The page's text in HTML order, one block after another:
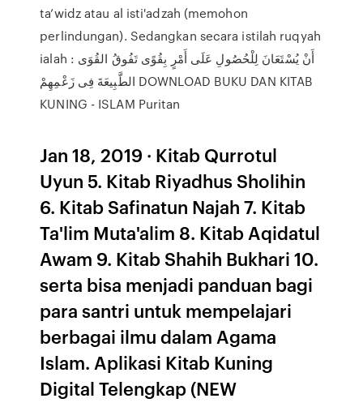
ta’widz atau al isti'adzah (memohon
perlindungan). Sedangkan secara istilah ruqyah
ialah : أَنْ يُسْتَعَانَ لِلْحُصُولِ عَلَى أَمْرٍ بِقُوًى تَفُوقُ القُوَى
الطَّبِيعَةَ فِى زَعْمِهِمْ DOWNLOAD BUKU DAN KITAB
KUNING - ISLAM Puritan
Jan 18, 2019 · Kitab Qurrotul
Uyun 5. Kitab Riyadhus Sholihin
6. Kitab Safinatun Najah 7. Kitab
Ta'lim Muta'alim 8. Kitab Aqidatul
Awam 9. Kitab Shahih Bukhari 10.
serta bisa menjadi panduan bagi
para santri untuk mempelajari
berbagai ilmu dalam Agama
Islam. Aplikasi Kitab Kuning
Digital Telengkap (NEW